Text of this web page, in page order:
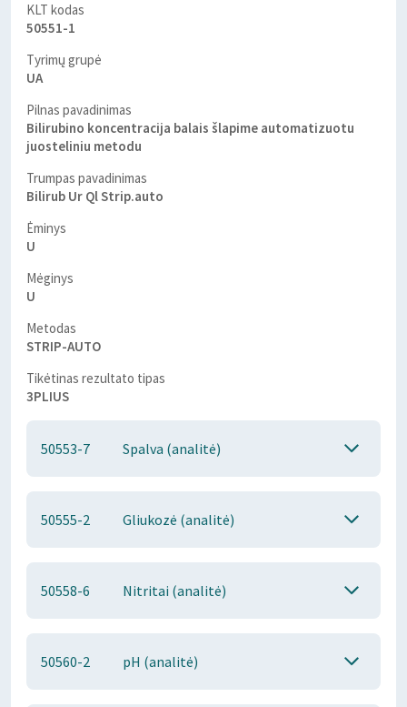
KLT kodas
50551-1
Tyrimų grupė
UA
Pilnas pavadinimas
Bilirubino koncentracija balais šlapime automatizuotu
juosteliniu metodu
Trumpas pavadinimas
Bilirub Ur Ql Strip.auto
Ėminys
U
Mėginys
U
Metodas
STRIP-AUTO
Tikėtinas rezultato tipas
3PLIUS
50553-7 Spalva (analitė)
50555-2 Gliukozė (analitė)
50558-6 Nitritai (analitė)
50560-2 pH (analitė)